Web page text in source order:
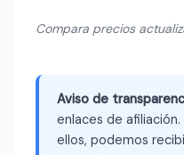
Compara precios
Aviso de
enlaces de
ellos, podemos